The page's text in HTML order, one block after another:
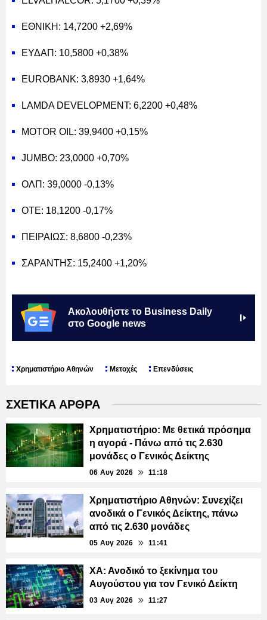
ΕΘΝΙΚΗ: 14,7200 +2,69%
ΕΥΔΑΠ: 10,5800 +0,38%
EUROBANK: 3,8930 +1,64%
LAMDA DEVELOPMENT: 6,2200 +0,48%
MOTOR OIL: 39,9400 +0,15%
JUMBO: 23,0000 +0,70%
ΟΛΠ: 39,0000 -0,13%
ΟΤΕ: 18,1200 -0,17%
ΠΕΙΡΑΙΩΣ: 8,6800 -0,23%
ΣΑΡΑΝΤΗΣ: 15,2400 +1,20%
Ακολουθήστε το Business Daily
στο Google news
Χρηματιστήριο Αθηνών Μετοχές Επενδύσεις
ΣΧΕΤΙΚΑ ΑΡΘΡΑ
Χρηματιστήριο: Με θετικά πρόσημα
η αγορά - Πάνω από τις 2.630
μονάδες ο Γενικός Δείκτης
06 Αυγ 2026 11:18
Χρηματιστήριο Αθηνών: Συνεχίζει
ανοδικά ο Γενικός Δείκτης, πάνω
από τις 2.630 μονάδες
05 Αυγ 2026 11:41
ΧΑ: Ανοδικό το ξεκίνημα του
Αυγούστου για τον Γενικό Δείκτη
03 Αυγ 2026 11:27